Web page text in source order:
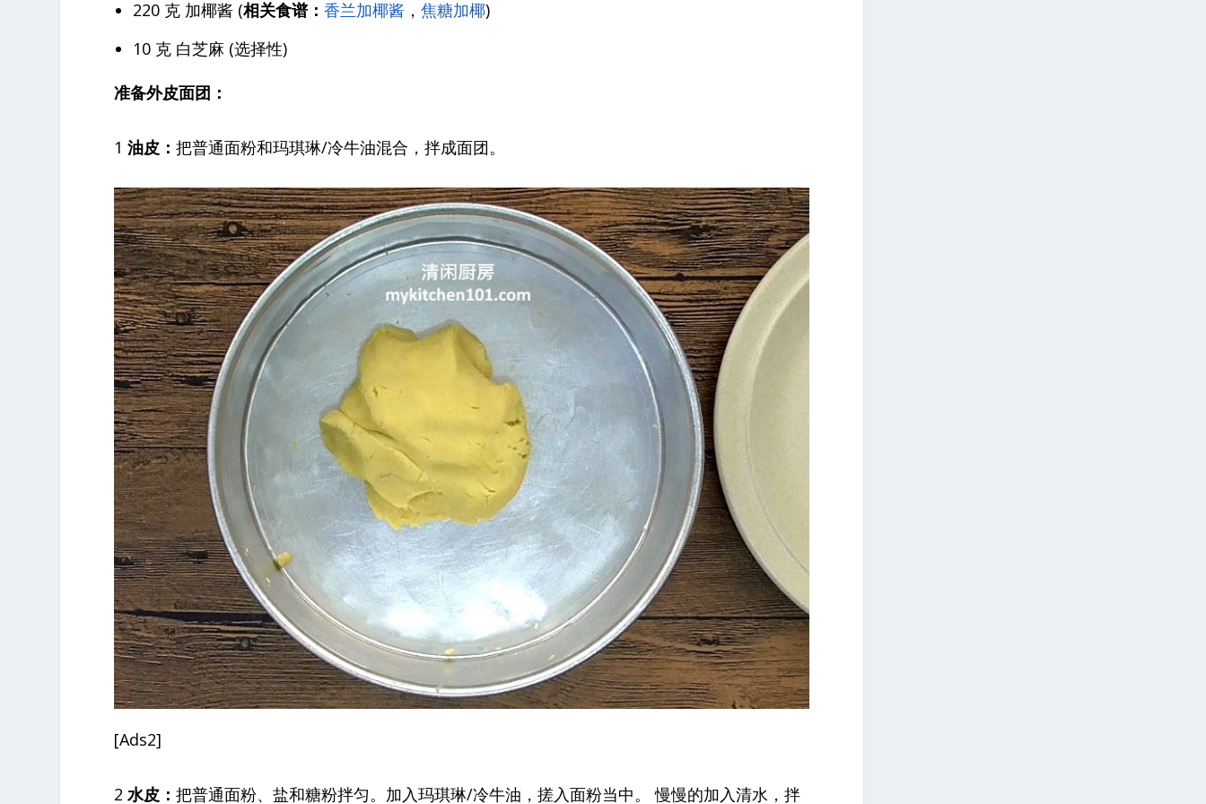
220 克 加椰酱 (相关食谱： 香兰加椰酱， 焦糖加椰)
10 克 白芝麻 (选择性)
准备外皮面团：
1油皮：把普通面粉和玛琪琳/冷牛油混合，拌成面团。
[Ads2]
2水皮：把普通面粉、盐和糖粉拌匀。加入玛琪琳/冷牛油，搓入面粉当中。 慢慢的加入清水，拌